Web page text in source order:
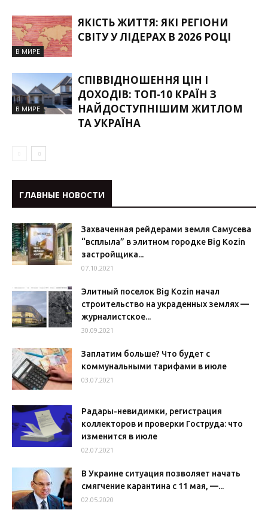
В МИРЕ
ЯКІСТЬ ЖИТТЯ: ЯКІ РЕГІОНИ
СВІТУ У ЛІДЕРАХ В 2026 РОЦІ
В МИРЕ
СПІВВІДНОШЕННЯ ЦІН І
ДОХОДІВ: ТОП-10 КРАЇН З
НАЙДОСТУПНІШИМ ЖИТЛОМ
ТА УКРАЇНА
ГЛАВНЫЕ НОВОСТИ
Захваченная рейдерами земля Самусева
“всплыла” в элитном городке Big Kozin
застройщика...
07.10.2021
Элитный поселок Big Kozin начал
строительство на украденных землях —
журналистское...
30.09.2021
Заплатим больше? Что будет с
коммунальными тарифами в июле
03.07.2021
Радары-невидимки, регистрация
коллекторов и проверки Гоструда: что
изменится в июле
02.07.2021
В Украине ситуация позволяет начать
смягчение карантина с 11 мая, —...
02.05.2020